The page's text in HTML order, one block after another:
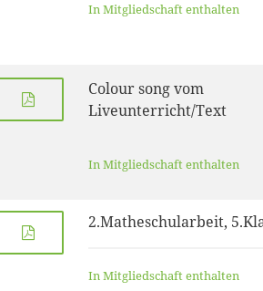
In Mitgliedschaft enthalten
Colour song vom
Liveunterricht/Text
In Mitgliedschaft enthalten
2.Matheschularbeit,
In Mitgliedschaft enthalten